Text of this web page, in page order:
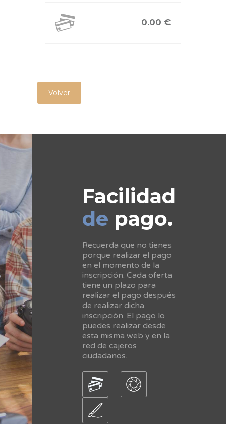
0.00 €
Volver
Facilidad
de pago.
Recuerda que no tienes
porque realizar el pago
en el momento de la
inscripción. Cada oferta
tiene un plazo para
realizar el pago después
de realizar dicha
inscripción. El pago lo
puedes realizar desde
esta misma web y en la
red de cajeros
ciudadanos.